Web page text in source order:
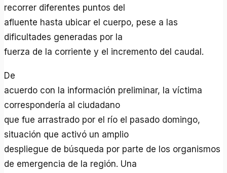
recorrer diferentes puntos del
afluente hasta ubicar el cuerpo, pese a las
dificultades generadas por la
fuerza de la corriente y el incremento del caudal.
De
acuerdo con la información preliminar, la víctima
correspondería al ciudadano
que fue arrastrado por el río el pasado domingo,
situación que activó un amplio
despliegue de búsqueda por parte de los organismos
de emergencia de la región. Una